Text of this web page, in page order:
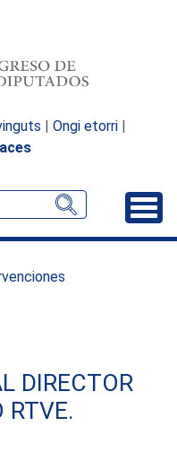
| Ongi etorri |
DIRECTOR
RTVE.